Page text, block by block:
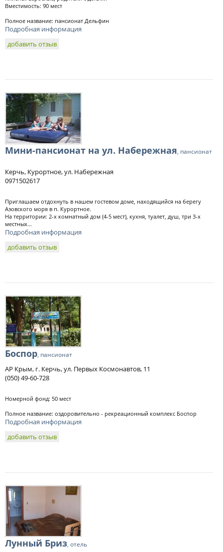
Вместимость: 90 мест
Полное название: пансионат Дельфин
Подробная информация
добавить отзыв
Мини-пансионат на ул. Набережная, пансионат
Керчь, Курортное, ул. Набережная
0971502617
Приглашаем отдохнуть в нашем гостевом доме, находящийся на берегу
Азовского моря в п. Курортное.
На территории: 2-х комнатный дом (4-5 мест), кухня, туалет, душ, три 3-х
местных...
Подробная информация
добавить отзыв
Боспор, пансионат
АР Крым, г. Керчь, ул. Первых Космонавтов, 11
(050) 49-60-728
Номерной фонд: 50 мест
Полное название: оздоровительно - рекреационный комплекс Боспор
Подробная информация
добавить отзыв
Лунный Бриз, отель